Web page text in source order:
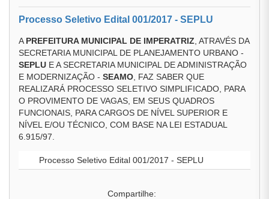
Processo Seletivo Edital 001/2017 - SEPLU
A PREFEITURA MUNICIPAL DE IMPERATRIZ , ATRAVÉS DA
SECRETARIA MUNICIPAL DE PLANEJAMENTO URBANO -
SEPLU E A SECRETARIA MUNICIPAL DE ADMINISTRAÇÃO
E MODERNIZAÇÃO - SEAMO , FAZ SABER QUE
REALIZARÁ PROCESSO SELETIVO SIMPLIFICADO, PARA
O PROVIMENTO DE VAGAS, EM SEUS QUADROS
FUNCIONAIS, PARA CARGOS DE NÍVEL SUPERIOR E
NÍVEL E/OU TÉCNICO, COM BASE NA LEI ESTADUAL
6.915/97.
Processo Seletivo Edital 001/2017 - SEPLU
Compartilhe: